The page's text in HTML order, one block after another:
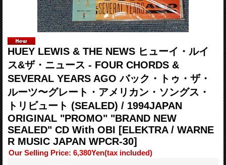
HUEY LEWIS & THE NEWS ヒューイ・ルイ
ス&ザ・ニュース - FOUR CHORDS &
SEVERAL YEARS AGO バック・トゥ・ザ・
ルーツ〜グレート・アメリカン・ソングス・
トリビュート (SEALED) / 1994JAPAN
ORIGINAL "PROMO" "BRAND NEW
SEALED" CD With OBI [ELEKTRA / WARNE
R MUSIC JAPAN WPCR-30]
Our Selling Price: 6,380Yen(tax included)